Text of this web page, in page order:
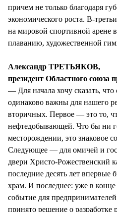
причем не только благодаря
экономического роста. В-
на мировой спортивной арене
плаванию, художественной
Александр ТРЕТЬЯКОВ,
президент Областного союза
— Для начала хочу сказать, что
одинаково важны для нашего
вторичных. Первое — это то,
нефтедобывающей. Что бы ни
месторождении, это знаковое
Следующее — для омичей и
двери Христо-Рожественский
последние десять лет впервые
храм. И последнее: уже в
событие для
принято решение о разработке